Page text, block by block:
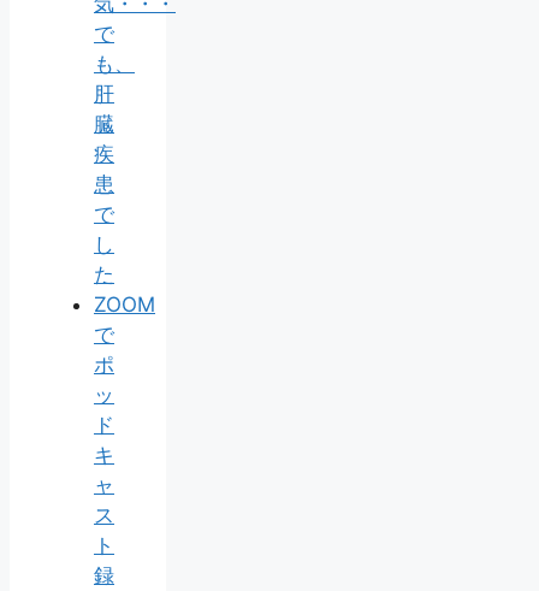
で
も、
肝
臓
疾
患
で
し
た
ZOOM
で
ポ
ッ
ド
キ
ャ
ス
ト
録